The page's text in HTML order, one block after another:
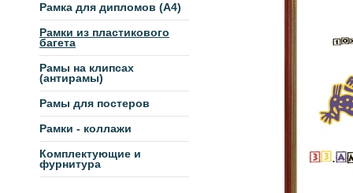
Рамка для дипломов (А4)
Рамки из пластикового
багета
Рамы на клипсах
(антирамы)
Рамы для постеров
Рамки - коллажи
Комплектующие и
фурнитура